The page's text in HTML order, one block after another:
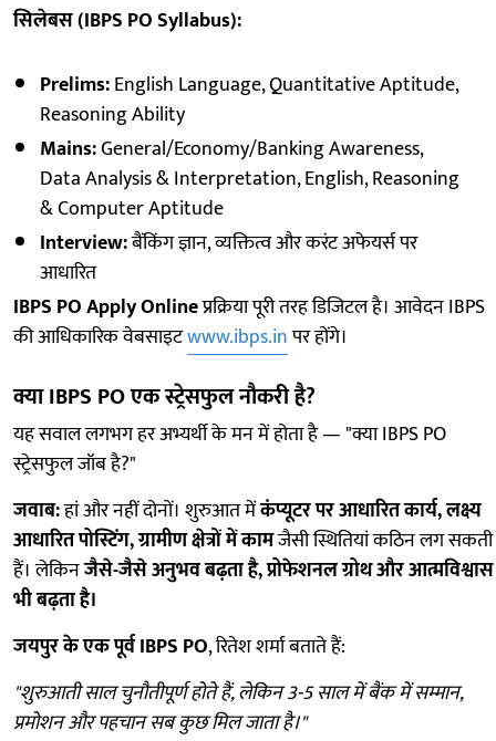
सिलेबस (IBPS PO Syllabus):
Prelims:English Language, Quantitative Aptitude,
Reasoning Ability
Mains:General/Economy/Banking Awareness,
Data Analysis & Interpretation, English, Reasoning
& Computer Aptitude
Interview:बैंकिंग ज्ञान, व्यक्तित्व और करंट अफेयर्स पर
आधारित
IBPS PO Apply Onlineप्रक्रिया पूरी तरह डिजिटल है। आवेदन IBPS
की आधिकारिक वेबसाइटwww.ibps.inपर होंगे।
क्या IBPS PO एक स्ट्रेसफुल नौकरी है?
यह सवाल लगभग हर अभ्यर्थी के मन में होता है — "क्या IBPS PO
स्ट्रेसफुल जॉब है?"
जवाब:हां और नहीं दोनों। शुरुआत मेंकंप्यूटर पर आधारित कार्य, लक्ष्य
आधारित पोस्टिंग, ग्रामीण क्षेत्रों में कामजैसी स्थितियां कठिन लग सकती
हैं। लेकिनजैसे-जैसे अनुभव बढ़ता है, प्रोफेशनल ग्रोथ और आत्मविश्वास
भी बढ़ता है।
जयपुर के एक पूर्व IBPS PO, रितेश शर्मा बताते हैं:
"शुरुआती साल चुनौतीपूर्ण होते हैं, लेकिन 3-5 साल में बैंक में सम्मान,
प्रमोशन और पहचान सब कुछ मिल जाता है।"